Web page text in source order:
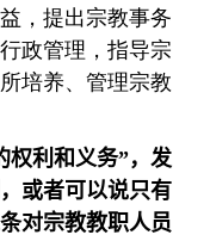
，提出宗教事务
政管理，指导宗
培养、管理宗教
权利和义务”，发
或者可以说只有
对宗教教职人员